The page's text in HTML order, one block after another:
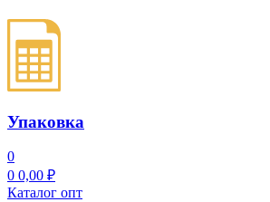
Упаковка
0
0 0,00 ₽
Каталог опт